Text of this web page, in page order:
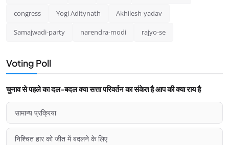
congress Yogi Aditynath Akhilesh-yadav
Samajwadi-party narendra-modi rajyo-se
Voting Poll
चुनाव से पहले का दल-बदल क्या सत्ता परिवर्तन का संकेत है आप की क्या राय है
सामान्य प्रक्रिया
निश्चित हार को जीत में बदलने के लिए